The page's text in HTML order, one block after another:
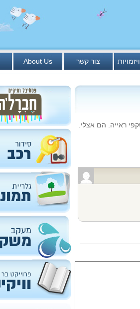
About Us צור קשר
ראייה. הם אצלי.